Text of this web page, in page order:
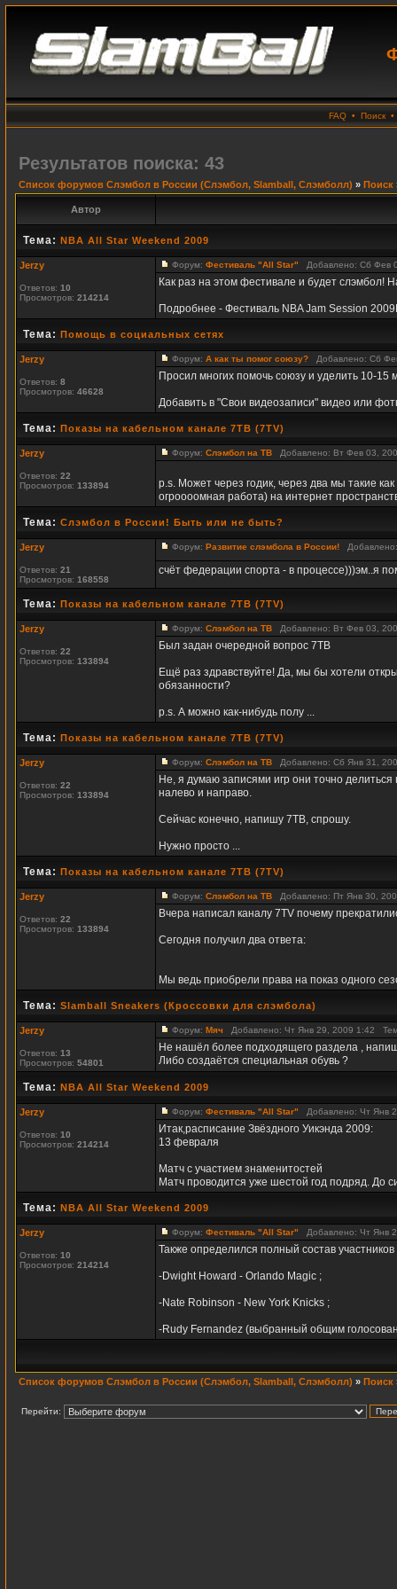
FAQ• Поиск
Результатов поиска: 43
Список форумов Слэмбол в России (Слэмбол, Slamball, Слэмболл) » Поиск
Автор
Тема: NBA All Star Weekend 2009
Jerzy
Ответов: 10
Просмотров: 214214
Форум: Фестиваль "All Star" Добавлено: Сб Фев
Как раз на этом фестивале и будет слэмбол!
Подробнее - Фестиваль NBA Jam Session
Тема: Помощь в социальных сетях
Jerzy
Ответов: 8
Просмотров: 46628
Форум: А как ты помог союзу? Добавлено: Сб
Просил многих помочь союзу и уделить 10-15
Добавить в "Свои видеозаписи" видео или
Тема: Показы на кабельном канале 7ТВ (7TV)
Jerzy
Ответов: 22
Просмотров: 133894
Форум: Слэмбол на ТВ Добавлено: Вт Фев 03,
p.s. Может через годик, через два мы такие
огроооомная работа) на интернет
Тема: Слэмбол в России! Быть или не быть?
Jerzy
Ответов: 21
Просмотров: 168558
Форум: Развитие слэмбола в России!
счёт федерации спорта - в процессе)))эм..я
Тема: Показы на кабельном канале 7ТВ (7TV)
Jerzy
Ответов: 22
Просмотров: 133894
Форум: Слэмбол на ТВ Добавлено: Вт Фев 03,
Был задан очередной вопрос 7ТВ
Ещё раз здравствуйте! Да, мы бы хотели
обязанности?
p.s. А можно как-нибудь полу ...
Тема: Показы на кабельном канале 7ТВ (7TV)
Jerzy
Ответов: 22
Просмотров: 133894
Форум: Слэмбол на ТВ Добавлено: Сб Янв 31,
Не, я думаю записями игр они точно
налево и направо.
Сейчас конечно, напишу 7ТВ, спрошу.
Нужно просто ...
Тема: Показы на кабельном канале 7ТВ (7TV)
Jerzy
Ответов: 22
Просмотров: 133894
Форум: Слэмбол на ТВ Добавлено: Пт Янв 30,
Вчера написал каналу 7TV почему
Сегодня получил два ответа:
Мы ведь приобрели права на показ одного
Тема: Slamball Sneakers (Кроссовки для слэмбола)
Jerzy
Ответов: 13
Просмотров: 54801
Форум: Мяч Добавлено: Чт Янв 29, 2009 1:42
Не нашёл более подходящего раздела ,
Либо создаётся специальная обувь ?
Тема: NBA All Star Weekend 2009
Jerzy
Ответов: 10
Просмотров: 214214
Форум: Фестиваль "All Star" Добавлено: Чт Янв
Итак,расписание Звёздного Уикэнда 2009:
13 февраля
Матч с участием знаменитостей
Матч проводится уже шестой год подряд. До
Тема: NBA All Star Weekend 2009
Jerzy
Ответов: 10
Просмотров: 214214
Форум: Фестиваль "All Star" Добавлено: Чт Янв
Также определился полный состав
-Dwight Howard - Orlando Magic ;
-Nate Robinson - New York Knicks ;
-Rudy Fernandez (выбранный общим
Список форумов Слэмбол в России (Слэмбол, Slamball, Слэмболл) » Поиск
Перейти: